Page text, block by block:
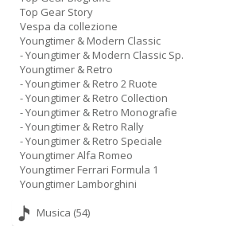
Top Gear Story
Vespa da collezione
Youngtimer & Modern Classic
- Youngtimer & Modern Classic Sp.
Youngtimer & Retro
- Youngtimer & Retro 2 Ruote
- Youngtimer & Retro Collection
- Youngtimer & Retro Monografie
- Youngtimer & Retro Rally
- Youngtimer & Retro Speciale
Youngtimer Alfa Romeo
Youngtimer Ferrari Formula 1
Youngtimer Lamborghini
Musica (54)